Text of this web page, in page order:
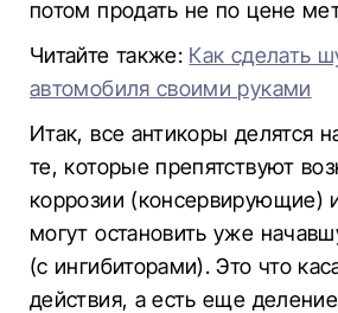
потом продать не по цене
Читайте также: Как сделать
автомобиля своими руками
Итак, все антикоры делятся
те, которые препятствуют
коррозии (консервирующие)
могут остановить уже
(с ингибиторами). Это что
действия, а есть еще